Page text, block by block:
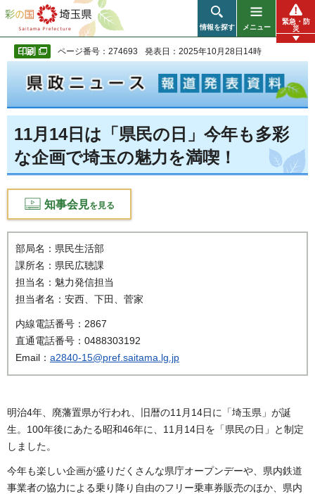
彩の国 埼玉県
情報を探す メニュー
緊急・防
災
ページ番号：274693 発表日：2025年10月28日14時
11月14日は「県民の日」今年も多彩
な企画で埼玉の魅力を満喫！
知事会見を見る
部局名：県民生活部
課所名：県民広聴課
担当名：魅力発信担当
担当者名：安西、下田、菅家
内線電話番号：2867
直通電話番号：0488303192
Email： a2840-15@pref.saitama.lg.jp
明治4年、廃藩置県が行われ、旧暦の11月14日に「埼玉県」が誕
生。100年後にあたる昭和46年に、11月14日を「県民の日」と制定
しました。
今年も楽しい企画が盛りだくさんな県庁オープンデーや、県内鉄道
事業者の協力による乗り降り自由のフリー乗車券販売のほか、県内